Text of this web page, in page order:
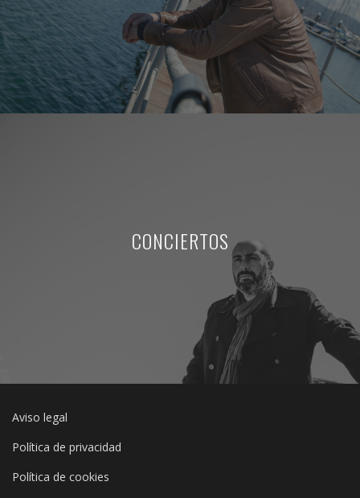
CONCIERTOS
Aviso legal
Política de privacidad
Política de cookies